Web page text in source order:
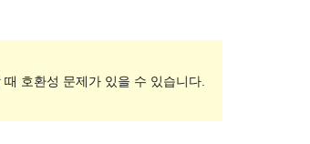
호환성 문제가 있을 수 있습니다.